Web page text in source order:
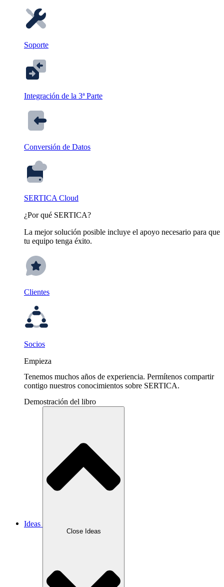
Soporte
Integración de la 3ª Parte
Conversión de Datos
SERTICA Cloud
¿Por qué SERTICA?
La mejor solución posible incluye el apoyo necesario para que
tu equipo tenga éxito.
Clientes
Socios
Empieza
Tenemos muchos años de experiencia. Permítenos compartir
contigo nuestros conocimientos sobre SERTICA.
Demostración del libro
Ideas
Close Ideas